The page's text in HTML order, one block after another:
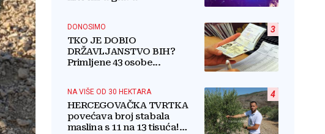
3
DONOSIMO
TKO JE DOBIO
DRŽAVLJANSTVO BIH?
Primljene 43 osobe...
4
NA VIŠE OD 30 HEKTARA
HERCEGOVAČKA TVRTKA
povećava broj stabala
maslina s 11 na 13 tisuća!